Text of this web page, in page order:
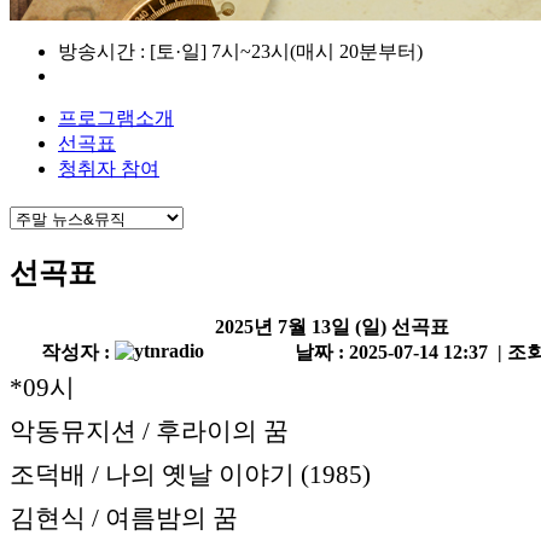
방송시간 : [토·일] 7시~23시(매시 20분부터)
프로그램소개
선곡표
청취자 참여
선곡표
2025년 7월 13일 (일) 선곡표
작성자 :
날짜 : 2025-07-14 12:37 | 조
*09시
악동뮤지션 / 후라이의 꿈
조덕배 / 나의 옛날 이야기 (1985)
김현식 / 여름밤의 꿈